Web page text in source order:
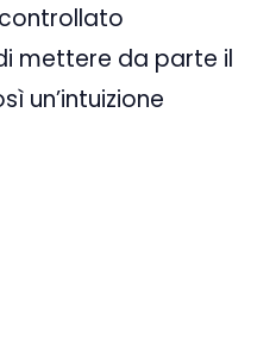
mettere da parte il
un’intuizione